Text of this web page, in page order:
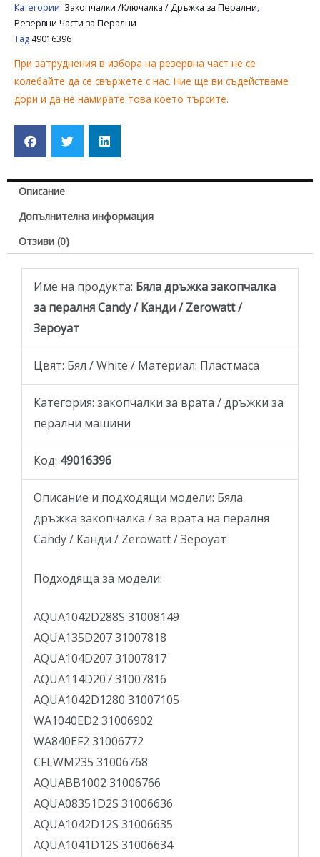
Категории: Закопчалки /Ключалка / Дръжка за Перални,
Резервни Части за Перални
Tag49016396
При затруднения в избора на резервна част не се
колебайте да се свържете с нас. Ние ще ви съдействаме
дори и да не намирате това което търсите.
Описание
Допълнителна информация
Отзиви (0)
Име на продукта: Бяла дръжка закопчалка
за пералня Candy / Канди / Zerowatt /
Зероуат
Цвят: Бял / White / Материал: Пластмаса
Категория: закопчалки за врата / дръжки за
перални машини
Код: 49016396
Описание и подходящи модели: Бяла
дръжка закопчалка / за врата на пералня
Candy / Канди / Zerowatt / Зероуат
Подходяща за модели:
AQUA1042D288S 31008149
AQUA135D207 31007818
AQUA104D207 31007817
AQUA114D207 31007816
AQUA1042D1280 31007105
WA1040ED2 31006902
WA840EF2 31006772
CFLWM235 31006768
AQUABB1002 31006766
AQUA08351D2S 31006636
AQUA1042D12S 31006635
AQUA1041D12S 31006634